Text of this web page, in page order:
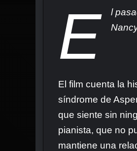
E
l
El film cuenta la
síndrome de
que siente sin
pianista, que no
mantiene una